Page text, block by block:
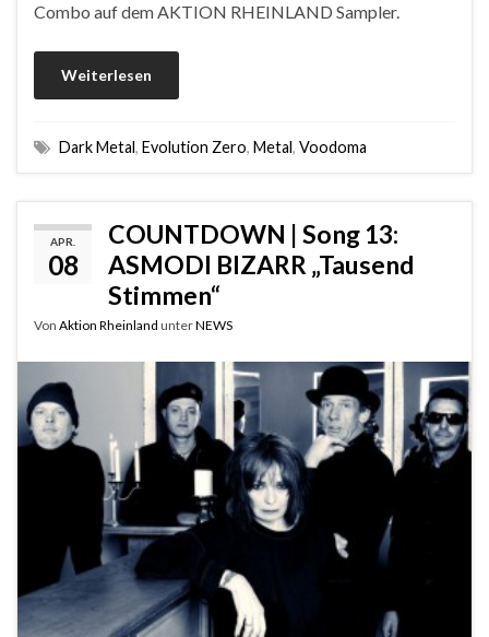
Combo auf dem AKTION RHEINLAND Sampler.
Weiterlesen
Dark Metal, Evolution Zero, Metal, Voodoma
APR.
08
COUNTDOWN | Song 13:
ASMODI BIZARR „Tausend
Stimmen“
Von Aktion Rheinland unterNEWS